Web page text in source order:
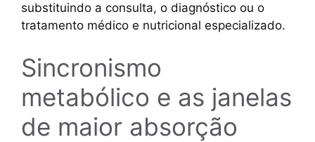
substituindo a consulta, o diagnóstico ou o
tratamento médico e nutricional especializado.
Sincronismo
metabólico e as janelas
de maior absorção